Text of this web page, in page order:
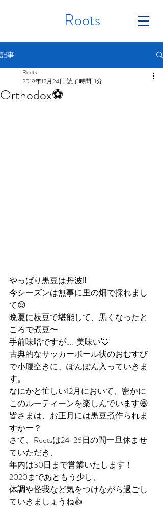
Roots
記事
Orthodox⚽️
Roots
2019年12月24日 読了時間: 1分
やっぱり黒豆は丹波‼️
今シーズンは無事に里の畑で採れまし
て😌
晩夏に枝豆で堪能して、黒くなったと
ころで煮豆〜
手前味噌ですが….  美味い💘
古典的なサッカーボール状のおむすび
で小腹空きに、ぽんぽん入っていきま
す。
なにかと忙しい12月において、密かに
このルーティーンを楽しんでいます😆
皆さまは、お正月には黒豆煮作られま
すかー？
さて、Rootsは24-26日の間一旦休ませ
ていただき、
年内は30日まで営業いたします！
2020まであともう少し、
体調や怪我など気をつけながら過ごし
ていきましょうね👍